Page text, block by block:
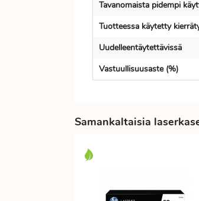
Tavanomaista pidempi
Tuotteessa käytetty
Uudelleentäytettävissä
Vastuullisuusaste (%)
Samankaltaisia